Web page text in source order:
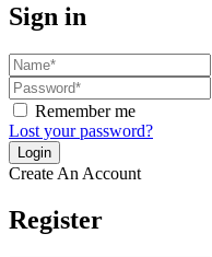
Sign in
Remember me
Lost your password?
Create An Account
Register